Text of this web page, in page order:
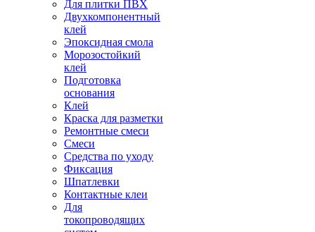
Для плитки ПВХ
Двухкомпонентный
клей
Эпоксидная смола
Морозостойкий
клей
Подготовка
основания
Клей
Краска для разметки
Ремонтные смеси
Смеси
Средства по уходу
Фиксация
Шпатлевки
Контактные клеи
Для
токопроводящих